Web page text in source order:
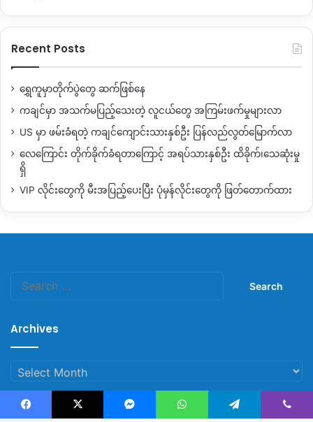
ထဲလက်နက်ကြီးပစ်ထည့်နေတာဆိုတော့” ဟု ပြောပါတယ်။
မှာပဲ ပြည်သူ ၁၆ ဦး ထိခိုက် သေဆုံးမှုရှိခဲ့ပြီဖြစ်ပါတယ်။
လက်ရှိမှာလည်း စစ်ကောင်စီစစ်ကြောင်းက မူဆယ်မြို့နဲ့ ကွတ်ခိုက်
ကြား ကားလမ်းတစ်လျှောက် နေရာယူလှုပ်ရှားနေပြီး လမ်းသွားလမ်း
လာ ပြည်သူတွေကို စစ်ဆေးတင်းကြပ်တာတွေလုပ်ဆောင်နေ
ကြောင်း သိရပါတယ်။
အဲ့ဒါအပြင် မူဆယ်မြို့မှာတော့
ထွက်ရအမိန့် ပုဒ်မ ၁၄၄(မာရှယ်လော)ထုတ်ပြန်ထားကြောင်းသိရ
Recent Posts
ရွှေကူမှာတိုက်ပွဲတွေ ဆက်ဖြစ်နေ
ကချင်မှာ အသက်မပြည့်သေးတဲ့ လူငယ်တွေ အကြမ်းဖက်မှုများလာ
US မှာ ဖမ်းခံရတဲ့ ကချင်ကျောင်းသားနှစ်ဦး ပြန်လည်လွတ်မြောက်လာ
လေကြောင်း တိုက်ခိုက်ခံရတာကြောင့် အရပ်သားနှစ်ဦး ထိခိုက်၊သေဆုံးမှု
ရှိ
VIP လိုင်းတွေကို မီးအပြည့်ပေးပြီး ပုံမှန်လိုင်းတွေကို ဖြတ်တောက်ထား
Archives
Archives
Facebook X Messenger WhatsApp Telegram Viber